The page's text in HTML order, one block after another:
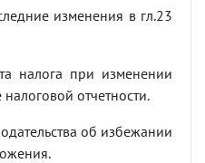
изменения в гл.23
налога при изменении
отчетности.
об избежании